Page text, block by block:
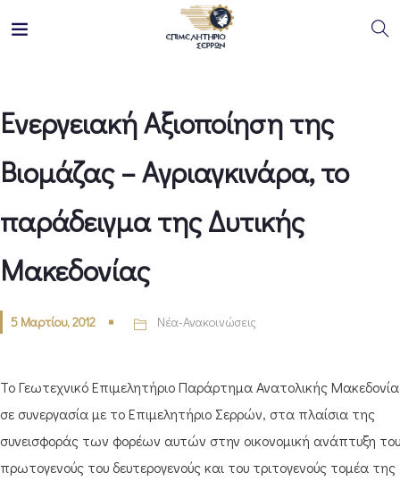
Ενεργειακή Αξιοποίηση της
Βιομάζας – Αγριαγκινάρα, το
παράδειγμα της Δυτικής
Μακεδονίας
5 Μαρτίου, 2012 Νέα-Ανακοινώσεις
Το Γεωτεχνικό Επιμελητήριο Παράρτημα Ανατολικής
σε συνεργασία με το Επιμελητήριο Σερρών, στα πλαίσια της
συνεισφοράς των φορέων αυτών στην οικονομική ανάπτυξη του
πρωτογενούς του δευτερογενούς και του τριτογενούς τομέα της